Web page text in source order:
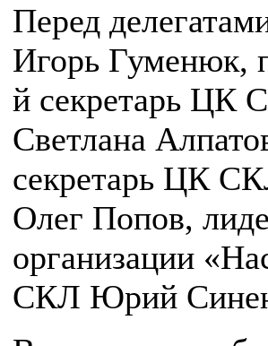
Перед
Игорь Гуменюк,
й секретарь ЦК
Светлана
секретарь ЦК
Олег Попов,
организации
СКЛ Юрий